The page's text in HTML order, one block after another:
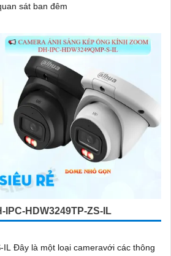
sát ban đêm
IPC-HDW3249TP-ZS-IL
IL Đây là một loại cameravới các thông